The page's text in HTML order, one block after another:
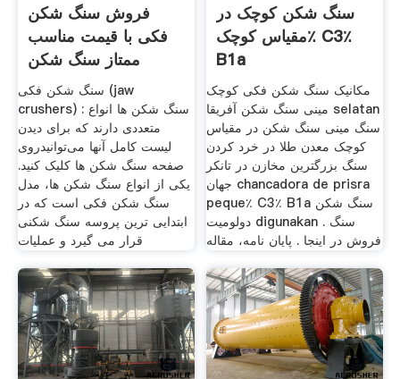
فروش سنگ شکن
فکی با قیمت مناسب
ممتاز سنگ شکن
سنگ شکن فکی (jaw
crushers) : سنگ شکن ها انواع
متعددی دارند که برای دیدن
لیست کامل آنها می‌توانیدروی
صفحه سنگ شکن ها کلیک کنید.
یکی از انواع سنگ شکن ها، مدل
سنگ شکن فکی است که در
ابتدایی ترین پروسه سنگ شکنی
قرار می گیرد و عملیات
سنگ شکن کوچک در
مقیاس کوچک٪ C3٪
B1a
مکانیک سنگ شکن فکی کوچک
مینی سنگ شکن آفریقا selatan
سنگ مینی سنگ شکن در مقیاس
کوچک معدن طلا در خرد کردن
سنگ بزرگترین مخازن در تانکر
جهان chancadora de prisra
peque٪ C3٪ B1a سنگ شکن
دولومیت digunakan سنگ .
فروش در اینجا . پایان نامه، مقاله